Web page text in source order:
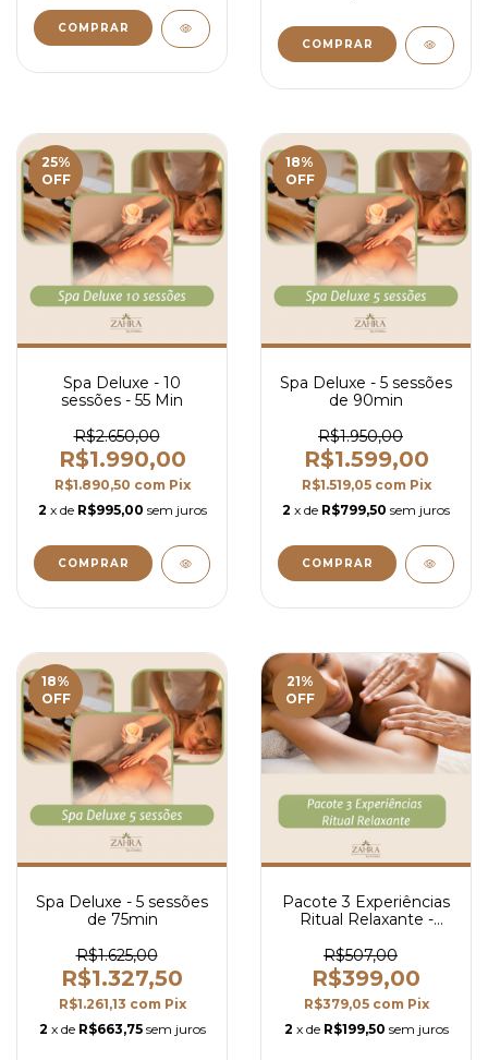
25%
OFF
Spa Deluxe - 10
sessões - 55 Min
R$2.650,00
R$1.990,00
R$1.890,50 com Pix
2 x de R$995,00 sem juros
18%
OFF
Spa Deluxe - 5 sessões
de 90min
R$1.950,00
R$1.599,00
R$1.519,05 com Pix
2 x de R$799,50 sem juros
18%
OFF
Spa Deluxe - 5 sessões
de 75min
R$1.625,00
R$1.327,50
R$1.261,13 com Pix
2 x de R$663,75 sem juros
21%
OFF
Pacote 3 Experiências
Ritual Relaxante -
R$507,00
R$399,00
R$379,05 com Pix
2 x de R$199,50 sem juros